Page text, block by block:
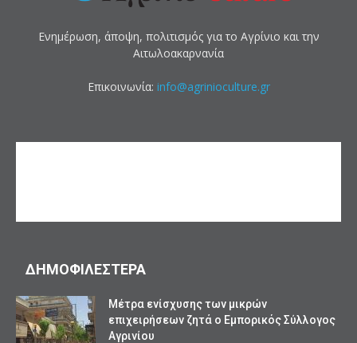
Ενημέρωση, άποψη, πολιτισμός για το Αγρίνιο και την
Αιτωλοακαρνανία
Επικοινωνία: info@agrinioculture.gr
ΔΗΜΟΦΙΛΕΣΤΕΡΑ
Mέτρα ενίσχυσης των μικρών
επιχειρήσεων ζητά ο Εμπορικός Σύλλογος
Αγρινίου